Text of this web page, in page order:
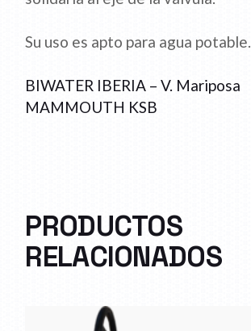
Su uso es apto para agua potable.
BIWATER IBERIA – V. Mariposa
MAMMOUTH KSB
PRODUCTOS
RELACIONADOS